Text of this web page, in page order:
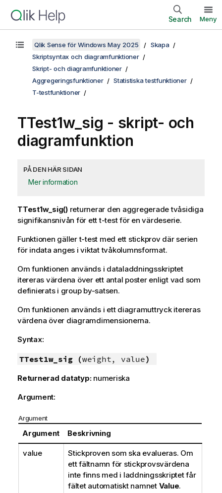
Search Meny
Qlik Sense för Windows May 2025
Skapa
Skriptsyntax och diagramfunktioner
Skript- och diagramfunktioner
Aggregeringsfunktioner
Statistiska testfunktioner
T-testfunktioner
TTest1w_sig - skript- och
diagramfunktion
PÅ DEN HÄR SIDAN
Mer information
TTest1w_sig()returnerar den aggregerade tvåsidiga
signifikansnivån för ett t-test för en värdeserie.
Funktionen gäller t-test med ett stickprov där serien
för indata anges i viktat tvåkolumnsformat.
Om funktionen används i dataladdningsskriptet
itereras värdena över ett antal poster enligt vad som
definierats i group by-satsen.
Om funktionen används i ett diagramuttryck itereras
värdena över diagramdimensionerna.
Syntax:
TTest1w_sig (weight, value)
Returnerad datatyp: numeriska
Argument:
Argument
Argument Beskrivning
value
Stickproven som ska evalueras. Om
ett fältnamn för stickprovsvärdena
inte finns med i laddningsskriptet får
fältet automatiskt namnet Value.